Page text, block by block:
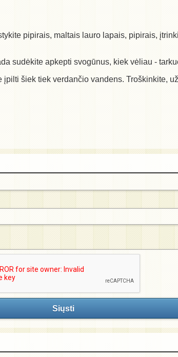
pipirais, maltais lauro lapais, pipirais,
sudėkite apkepti svogūnus, kiek vėliau -
šiek tiek verdančio vandens. Troškinkite,
Siųsti